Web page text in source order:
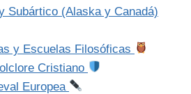
Subártico (Alaska y Canadá)
y Escuelas Filosóficas
Cristiano
Europea